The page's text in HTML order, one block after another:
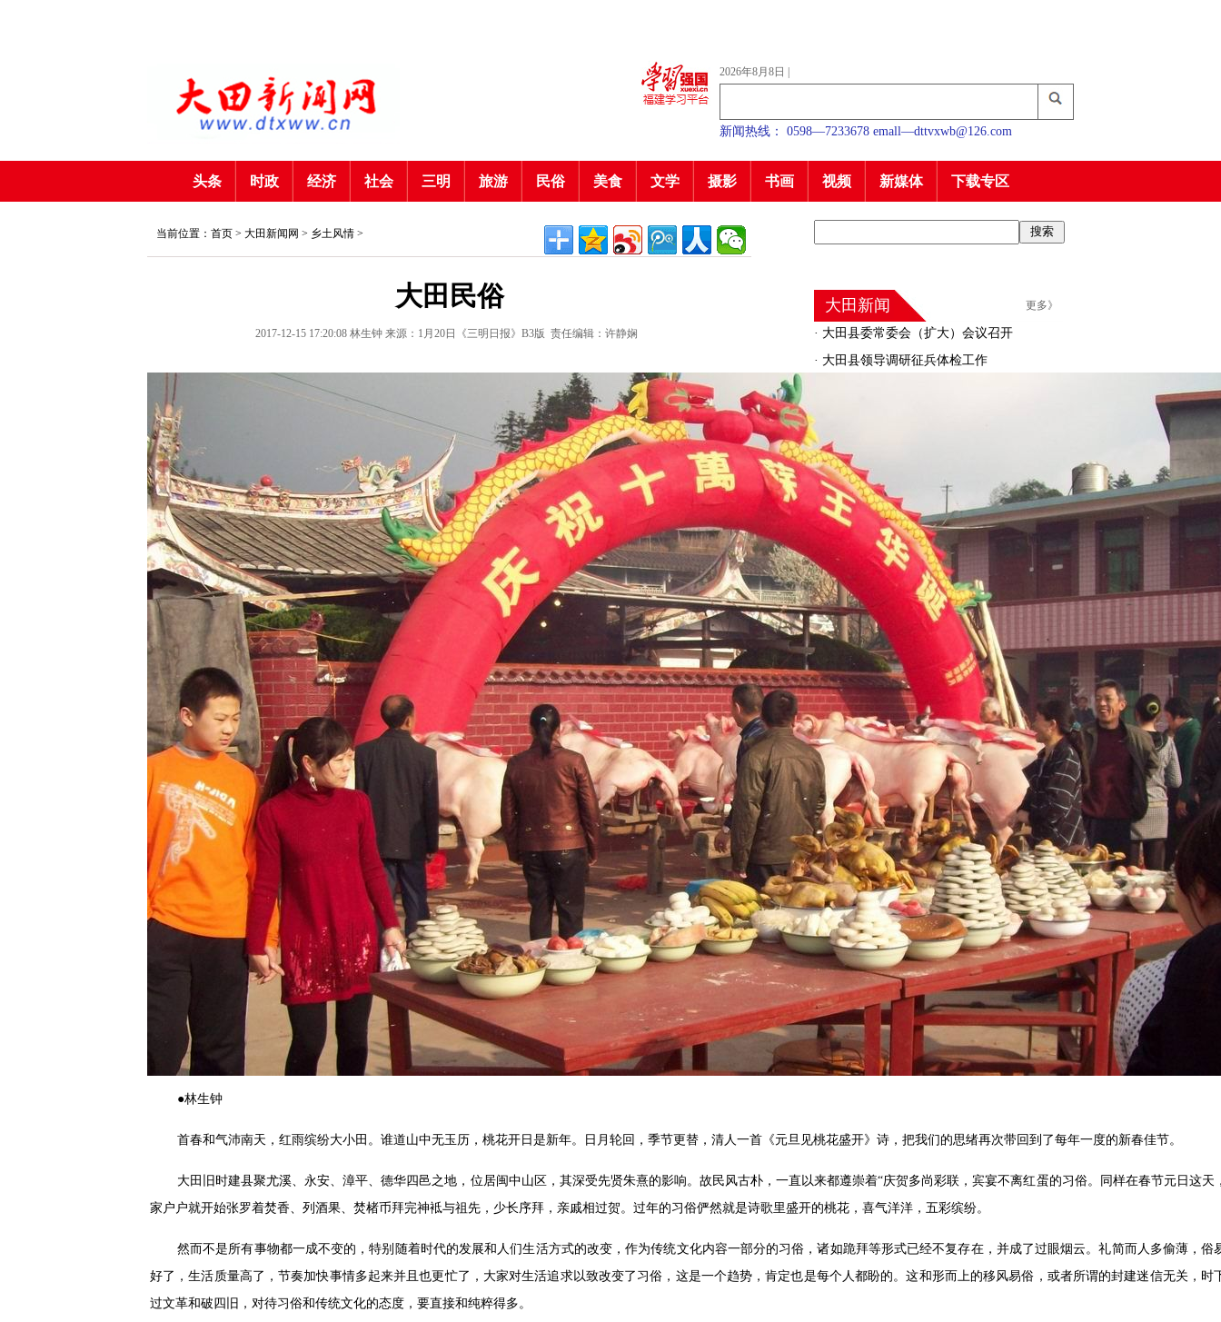
2026年8月8日
新闻热线： 0598—7233678 emall—dttvxwb@126.com
头条 时政 经济 社会 三明 旅游 民俗 美食 文学 摄影 书画 视频 新媒体 下载专区
更多》
大田新闻
· 大田县委常委会（扩大）会议召开
· 大田县领导调研征兵体检工作
·
·中国共产党大田县第十五届委员会第一次
全体会议召开
·中国共产党大田县第十五届纪律检查委员
会召开第一次全体会议
聚焦党代会丨中国共产党大田县第十五次
代表大会胜利闭幕
更多》
外媒看大田
·【三明日报】岩城少年舞出精彩
·【三明日报】守护书香安全
·
【三明日报】巡展寻虫迹 科普寓教于乐
·【三明日报】技改提产能 满产赶订单
·【三明日报】消防培训进企业
·【三明日报】以砥砺奋进之姿聚力建设“七
彩大田”
·【三明日报】林幼桂—— 不爱红装爱武装
更多》
公示公告
·大田县公安局交通警察大队关于依法对40
名机动车驾驶人驾驶证作废的公告
·大田县公安局交通管理大队关于对“交通违
法逾期未接受处理的机动车”进行处理的公告
大田县公安局交通管理大队关于涂来建等
30人交通安全违法行为处罚告知的公告
·大田县公安局交通管理大队关于李丹等24
人交通安全违法行为处罚告知的公告
大田县公安局交通警察大队关于依法对34
名机动车驾驶人驾驶证作废的公告
·大田县公安局交通管理大队关于对“交通违
法逾期未接受处理的机动车”进行处理的公告
· 大田县公安局关于电信诈骗案件受害人被
骗资金返还的公告
当前位置：首页 > 大田新闻网 > 乡土风情 >
大田民俗
2017-12-15 17:20:08 林生钟 来源：1月20日《三明日报》B3版 责任编辑：许静娴
●林生钟
首春和气沛南天，红雨缤纷大小田。谁道山中无玉历，桃花开日是新年。日月轮回，季节更替，清人一首《元旦见桃花盛开》诗，把我们的思绪再次带回到了每年一度的新春佳节。
大田旧时建县聚尤溪、永安、漳平、德华四邑之地，位居闽中山区，其深受先贤朱熹的影响。故民风古朴，一直以来都遵崇着“庆贺多尚彩联，宾宴不离红蛋的习俗。同样在春节元日这天
家户户就开始张罗着焚香、列酒果、焚楮币拜完神袛与祖先，少长序拜，亲戚相过贺。过年的习俗俨然就是诗歌里盛开的桃花，喜气洋洋，五彩缤纷。
然而不是所有事物都一成不变的，特别随着时代的发展和人们生活方式的改变，作为传统文化内容一部分的习俗，诸如跪拜等形式已经不复存在，并成了过眼烟云。礼简而人多偷薄，俗
好了，生活质量高了，节奏加快事情多起来并且也更忙了，大家对生活追求以致改变了习俗，这是一个趋势，肯定也是每个人都盼的。这和形而上的移风易俗，或者所谓的封建迷信无关，时
过文革和破四旧，对待习俗和传统文化的态度，要直接和纯粹得多。